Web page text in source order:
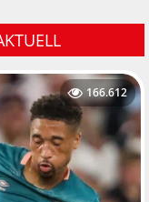
166.612